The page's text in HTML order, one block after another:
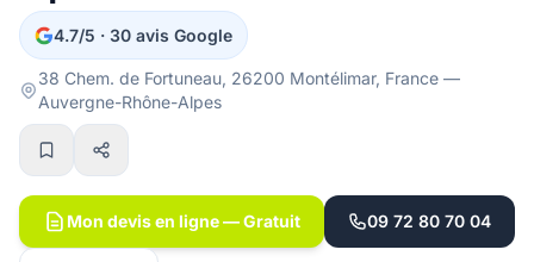
4.7/5 · 30 avis Google
38 Chem. de Fortuneau, 26200 Montélimar, France —
Auvergne-Rhône-Alpes
Mon devis en ligne — Gratuit 09 72 80 70 04